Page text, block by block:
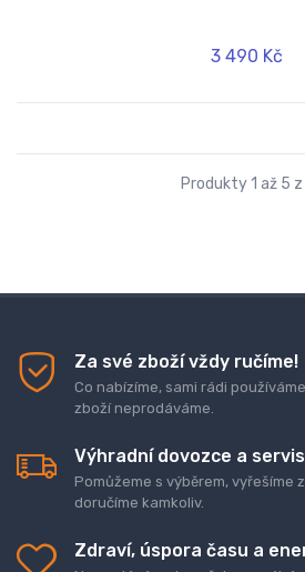
3 490 Kč
Produkty 1 až 5
Za své zboží vždy ručíme!
Co nabízíme, sami rádi
zboží neprodáváme.
Výhradní dovozce a
Pomůžeme s výběrem, vyřešíme
doručíme kamkoliv.
Zdraví, úspora času a